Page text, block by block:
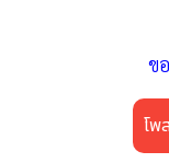
ขอ
โพ